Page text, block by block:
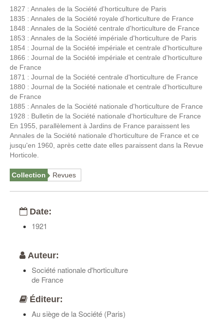
1827 : Annales de la Société d'horticulture de Paris
1835 : Annales de la Société royale d'horticulture de France
1848 : Annales de la Société centrale d'horticulture de France
1853 : Annales de la Société impériale d'horticulture de Paris
1854 : Journal de la Société impériale et centrale d'horticulture
1866 : Journal de la Société impériale et centrale d'horticulture
de France
1871 : Journal de la Société centrale d'horticulture de France
1880 : Journal de la Société nationale et centrale d'horticulture
de France
1885 : Annales de la Société nationale d'horticulture de France
1928 : Bulletin de la Société nationale d'horticulture de France
En 1955, parallèlement à Jardins de France paraissent les
Annales de la Société nationale d'horticulture de France et ce
jusqu'en 1960, après cette date elles paraissent dans la Revue
Horticole.
Collection Revues
Date:
1921
Auteur:
Société nationale d'horticulture
de France
Éditeur:
Au siège de la Société (Paris)